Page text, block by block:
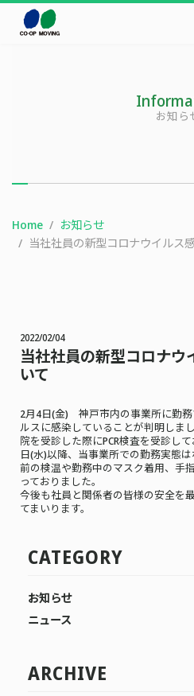
本文までスキップする
お知ら
Home
お知らせ
当社社員の新型コロナウイルス
2022/02/04
当社社員の新型コロナウ
いて
2月4日(金) 神戸市内の事業所に勤
ルスに感染していることが判明しま
院を受診した際にPCR検査を受診し
日(水)以降、当事業所での勤務実態
前の検温や勤務中のマスク着用、手
っておりました。
今後も社員と関係者の皆様の安全を
てまいります。
CATEGORY
お知らせ
ニュース
ARCHIVE